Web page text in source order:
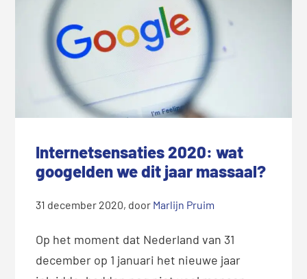
Internetsensaties 2020: wat
googelden we dit jaar massaal?
31 december 2020, door Marlijn Pruim
Op het moment dat Nederland van 31
december op 1 januari het nieuwe jaar